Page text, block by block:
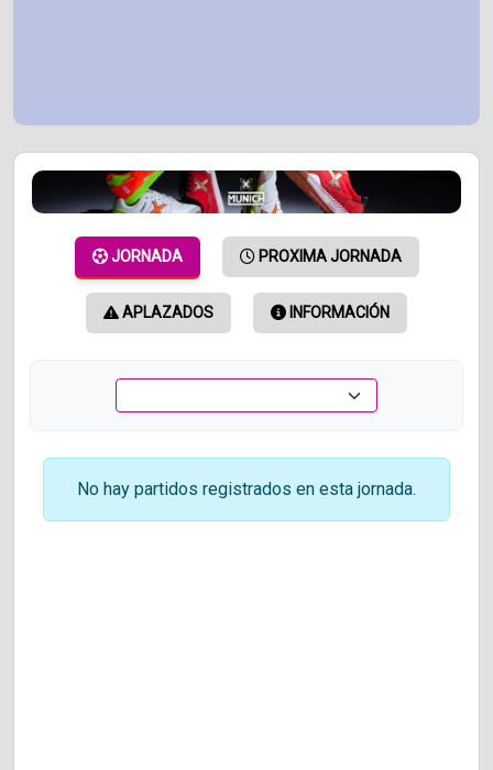
JORNADA PROXIMA JORNADA
APLAZADOS INFORMACIÓN
No hay partidos registrados en esta jornada.